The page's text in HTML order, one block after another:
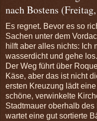
nach Bostens
Es regnet. Bevor es so
Sachen unter dem
hilft aber alles nichts: Ich
wasserdicht und gehe los.
Der Weg führt über
Käse, aber das ist nicht
ersten Kreuzung lädt
schöne, verwinkelte
Stadtmauer oberhalb
wartet eine gut sortierte